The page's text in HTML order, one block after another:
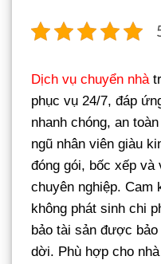
Dịch vụ chuyển nhà
phục vụ 24/7, đáp
nhanh chóng, an
ngũ nhân viên giàu
đóng gói, bốc xếp và
chuyên nghiệp. Cam
không phát sinh chi
bảo tài sản được
dời. Phù hợp cho